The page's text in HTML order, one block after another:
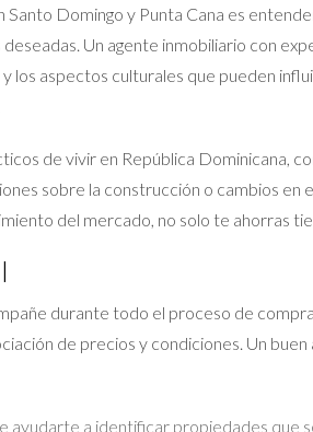
Domingo y Punta Cana es
Un agente inmobiliario con
los aspectos culturales que pueden
de vivir en República Dominicana,
sobre la construcción o cambios
del mercado, no solo te ahorras
durante todo el proceso de
de precios y condiciones. Un
a identificar propiedades que